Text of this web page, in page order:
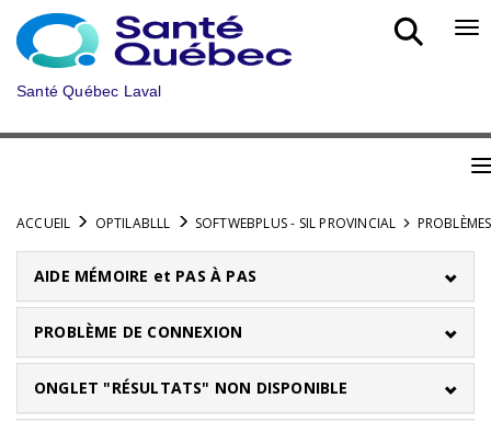
Aller
au
menu
principal
Santé Québec Laval
ACCUEIL OPTILABLLL SOFTWEBPLUS - SIL PROVINCIAL
AIDE MÉMOIRE et PAS À PAS
PROBLÈME DE CONNEXION
ONGLET "RÉSULTATS" NON DISPONIBLE